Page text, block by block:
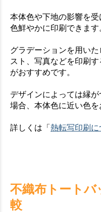
本体色や下地の影響を
色鮮やかに印刷できます
グラデーションを用い
スト、写真などを印刷
がおすすめです。
デザインによっては縁
場合、本体色に近い色を
詳しくは「 熱転写印刷に
不織布トートバ
較